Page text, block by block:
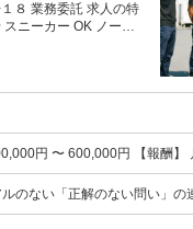
委託 求人の特
ニーカー OK ノーネ
きく育ててくれる「拠
京・大阪・名古屋・
います。青森において
ています。 「権
人の経営者」として
で判断できる「裁
円 〜 600,000円 【報酬】
年度（還元率20%）で算定
60万円／年収720万円 ・固
】 ・インセンティブは12月決算確定
のない「正解のない問い」の